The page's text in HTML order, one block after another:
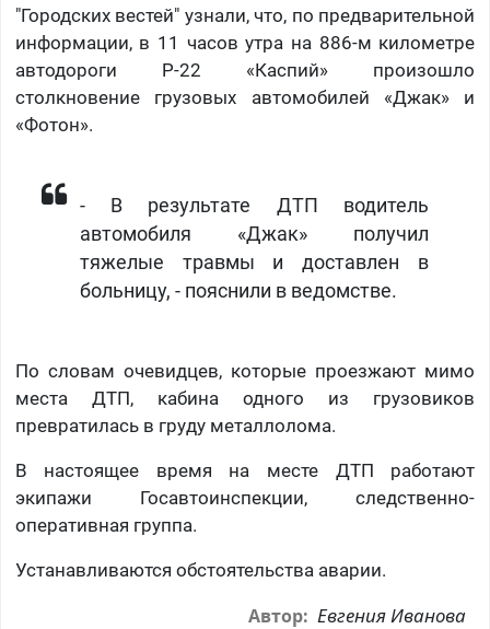
"Городских вестей" узнали, что, по предварительной
информации, в 11 часов утра на 886-м километре
автодороги Р-22 «Каспий» произошло
столкновение грузовых автомобилей «Джак» и
«Фотон».
- В результате ДТП водитель
автомобиля «Джак» получил
тяжелые травмы и доставлен в
больницу, - пояснили в ведомстве.
По словам очевидцев, которые проезжают мимо
места ДТП, кабина одного из грузовиков
превратилась в груду металлолома.
В настоящее время на месте ДТП работают
экипажи Госавтоинспекции, следственно-
оперативная группа.
Устанавливаются обстоятельства аварии.
Автор: Евгения Иванова